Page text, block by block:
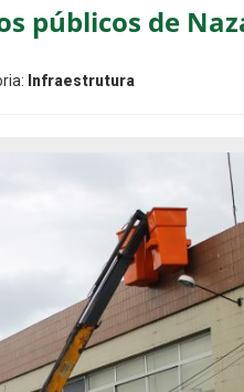
públicos de
Infraestrutura